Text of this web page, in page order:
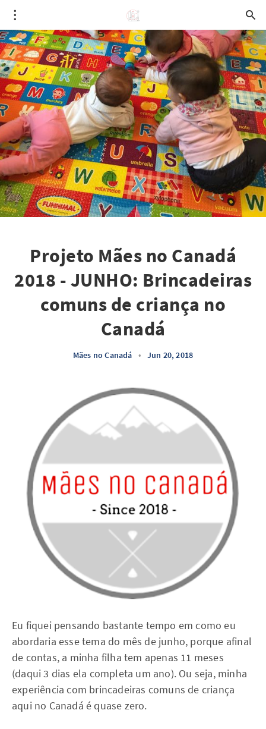
Projeto Mães no Canadá
2018 - JUNHO: Brincadeiras
comuns de criança no
Canadá
Mães no Canadá • Jun 20, 2018
Eu fiquei pensando bastante tempo em como eu
abordaria esse tema do mês de junho, porque afinal
de contas, a minha filha tem apenas 11 meses
(daqui 3 dias ela completa um ano). Ou seja, minha
experiência com brincadeiras comuns de criança
aqui no Canadá é quase zero.